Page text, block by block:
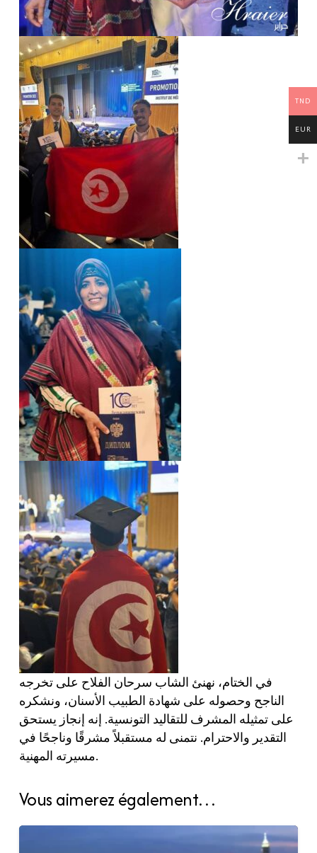
في الختام، نهنئ الشاب سرحان الفلاح على تخرجه
الناجح وحصوله على شهادة الطبيب الأسنان، ونشكره
على تمثيله المشرف للتقاليد التونسية. إنه إنجاز يستحق
التقدير والاحترام. نتمنى له مستقبلاً مشرقًا وناجحًا في
مسيرته المهنية.
Vous aimerez également…
TND
EUR